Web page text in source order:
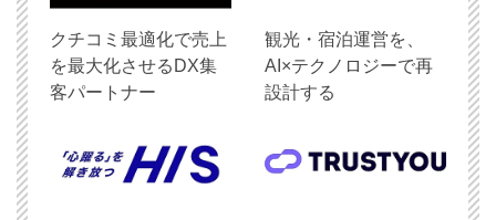
クチコミ最適化で売上
を最大化させるDX集
客パートナー
観光・宿泊運営を、
AI×テクノロジーで再
設計する